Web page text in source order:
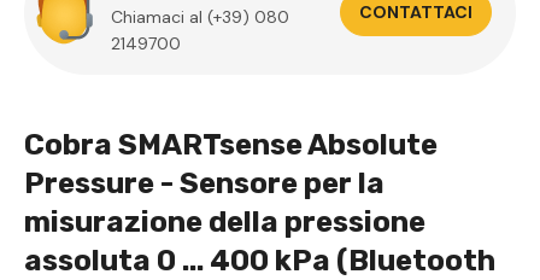
Chiamaci al (+39) 080
2149700
CONTATTACI
Cobra SMARTsense Absolute
Pressure - Sensore per la
misurazione della pressione
assoluta 0 ... 400 kPa (Bluetooth